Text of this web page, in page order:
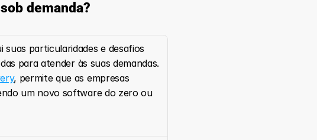
demanda?
suas particularidades e desafios
para atender às suas demandas.
, permite que as empresas
um novo software do zero ou